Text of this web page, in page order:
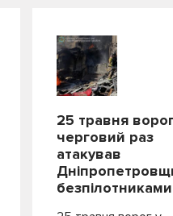
25 травня
черговий раз
атакував
безпілотниками